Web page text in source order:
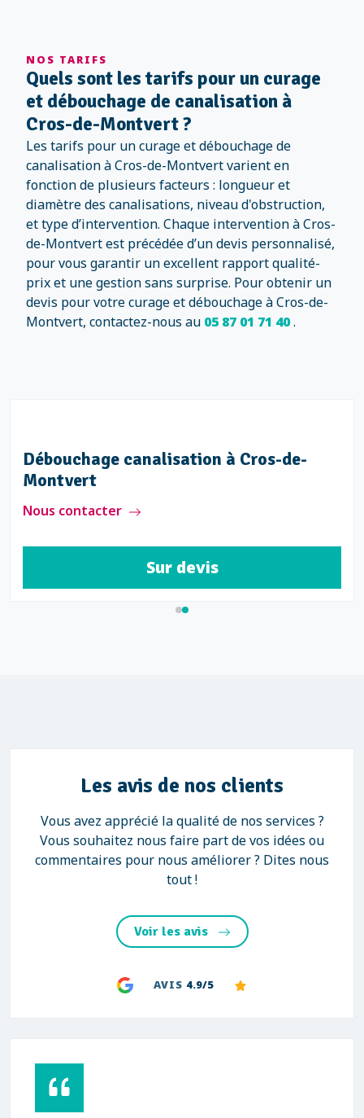
NOS TARIFS
Quels sont les tarifs pour un curage
et débouchage de canalisation à
Cros-de-Montvert ?
Les tarifs pour un curage et débouchage de
canalisation à Cros-de-Montvert varient en
fonction de plusieurs facteurs : longueur et
diamètre des canalisations, niveau d'obstruction,
et type d’intervention. Chaque intervention à Cros-
de-Montvert est précédée d’un devis personnalisé,
pour vous garantir un excellent rapport qualité-
prix et une gestion sans surprise. Pour obtenir un
devis pour votre curage et débouchage à Cros-de-
Montvert, contactez-nous au 05 87 01 71 40.
Débouchage canalisation à Cros-de-
Montvert
Nous contacter
Sur devis
Les avis de nos clients
Vous avez apprécié la qualité de nos services ?
Vous souhaitez nous faire part de vos idées ou
commentaires pour nous améliorer ? Dites nous
tout !
Voir les avis
AVIS 4.9/5